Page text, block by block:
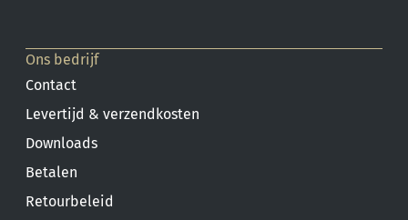
Ons bedrijf
Contact
Levertijd & verzendkosten
Downloads
Betalen
Retourbeleid